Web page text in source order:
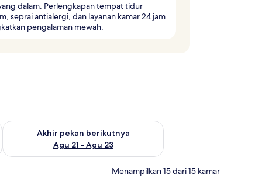
dalam. Perlengkapan tempat tidur
seprai antialergi, dan layanan kamar 24 jam
pengalaman mewah.
Agu 14 - Agu 16
Akhir pekan berikutnya
Agu 21 - Agu 23
Periksa ketersediaan untuk akhir pekan berikutnya Agu 21 -
Menampilkan 15 dari 15 kamar